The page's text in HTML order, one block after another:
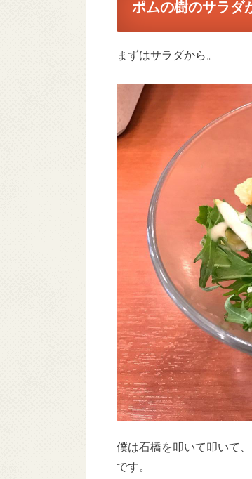
ポムの樹のサラダ
まずはサラダから。
僕は石橋を叩いて叩いて
です。